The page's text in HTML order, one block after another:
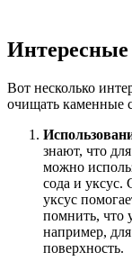
Вот несколько
очищать каменные
знают, что
можно
сода и уксус.
уксус
помнить, что
например,
поверхность.